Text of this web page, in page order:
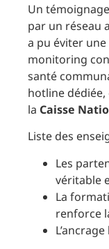
Un
par un réseau
a pu éviter
monitoring
santé
hotline dédiée,
la Caisse
Liste des
Les
véritable
La
renforce